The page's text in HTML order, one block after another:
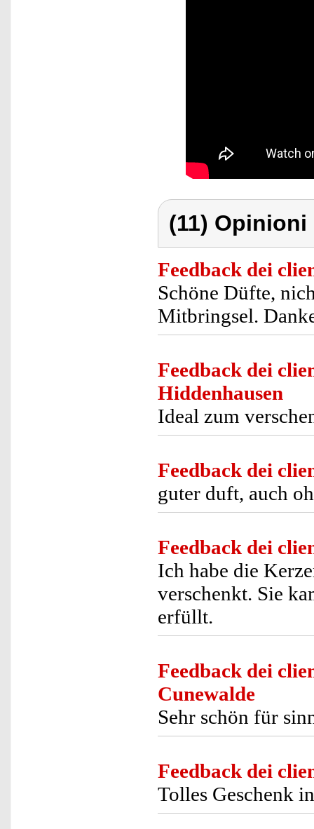
(11)
Feedback dei
Schöne Düfte,
Mitbringsel.
Feedback dei
Hiddenhausen
Ideal zum
Feedback dei
guter duft, auch
Feedback dei
Ich habe die
verschenkt. Sie
erfüllt.
Feedback dei
Cunewalde
Sehr schön für
Feedback dei
Tolles Geschenk